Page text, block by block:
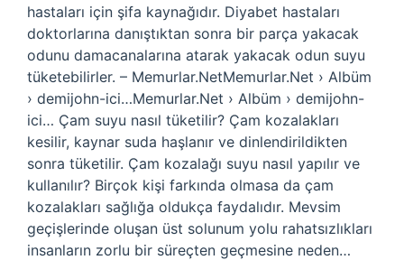
hastaları için şifa kaynağıdır. Diyabet hastaları
doktorlarına danıştıktan sonra bir parça yakacak
odunu damacanalarına atarak yakacak odun suyu
tüketebilirler. – Memurlar.NetMemurlar.Net › Albüm
› demijohn-ici…Memurlar.Net › Albüm › demijohn-
ici… Çam suyu nasıl tüketilir? Çam kozalakları
kesilir, kaynar suda haşlanır ve dinlendirildikten
sonra tüketilir. Çam kozalağı suyu nasıl yapılır ve
kullanılır? Birçok kişi farkında olmasa da çam
kozalakları sağlığa oldukça faydalıdır. Mevsim
geçişlerinde oluşan üst solunum yolu rahatsızlıkları
insanların zorlu bir süreçten geçmesine neden…